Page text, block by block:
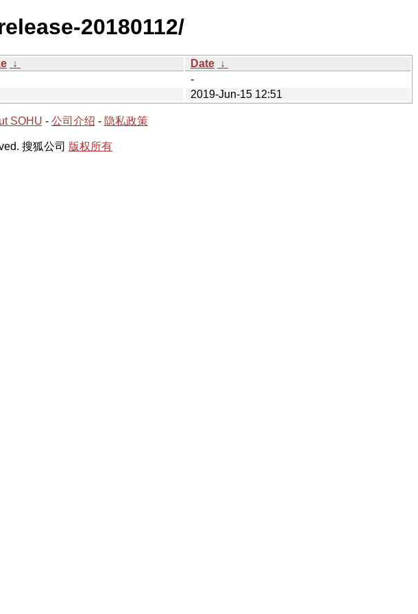
20180112/
↓ Date ↓
-
2019-Jun-15 12:51
SOHU - 公司介绍 - 隐私政策
搜狐公司 版权所有